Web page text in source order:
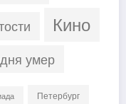
Кино
умер
Петербург